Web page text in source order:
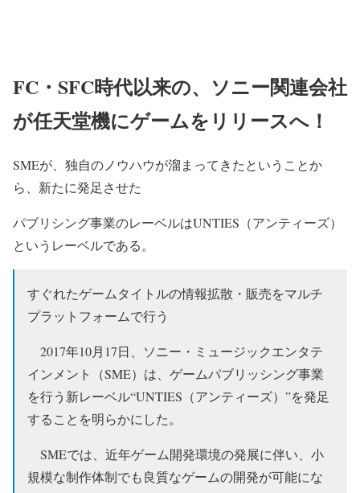
FC・SFC時代以来の、ソニー関連会社
が任天堂機にゲームをリリースへ！
SMEが、独自のノウハウが溜まってきたということか
ら、新たに発足させた
パブリシング事業のレーベルはUNTIES（アンティーズ）
というレーベルである。
すぐれたゲームタイトルの情報拡散・販売をマルチ
プラットフォームで行う
2017年10月17日、ソニー・ミュージックエンタテ
インメント（SME）は、ゲームパブリッシング事業
を行う新レーベル“UNTIES（アンティーズ）”を発足
することを明らかにした。
SMEでは、近年ゲーム開発環境の発展に伴い、小
規模な制作体制でも良質なゲームの開発が可能にな